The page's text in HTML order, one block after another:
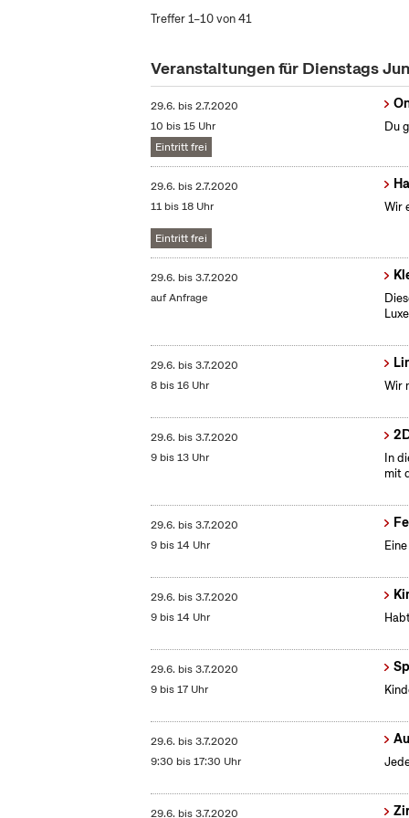
Treffer 1–10 von 41
Veranstaltungen für Dienstags
29.6. bis2.7.2020
10 bis 15 Uhr
Eintritt frei
Du
29.6. bis2.7.2020
11 bis 18 Uhr
Eintritt frei
Wir
29.6. bis3.7.2020
auf Anfrage
29.6. bis3.7.2020
8 bis 16 Uhr
Wir
29.6. bis3.7.2020
9 bis 13 Uhr
In
mit
29.6. bis3.7.2020
9 bis 14 Uhr
29.6. bis3.7.2020
9 bis 14 Uhr
29.6. bis3.7.2020
9 bis 17 Uhr
29.6. bis3.7.2020
9:30 bis 17:30 Uhr
29.6. bis3.7.2020